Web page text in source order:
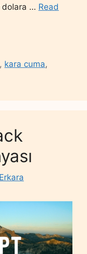
dolara … Read
, kara cuma,